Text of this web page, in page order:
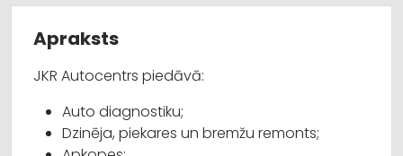
Apraksts
JKR Autocentrs piedāvā:
Auto diagnostiku;
Dzinēja, piekares un bremžu remonts;